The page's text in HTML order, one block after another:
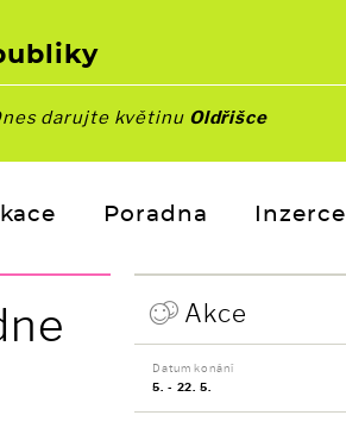
darujte květinu Oldřišce
Poradna Inzerce
Akce
Datum konání
5. - 22. 5.